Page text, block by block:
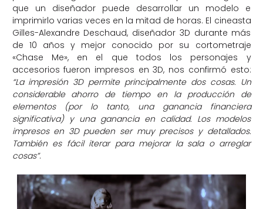
que un diseñador puede desarrollar un modelo e
imprimirlo varias veces en la mitad de horas. El cineasta
Gilles-Alexandre Deschaud, diseñador 3D durante más
de 10 años y mejor conocido por su cortometraje
«Chase Me», en el que todos los personajes y
accesorios fueron impresos en 3D, nos confirmó esto:
“La impresión 3D permite principalmente dos cosas. Un
considerable ahorro de tiempo en la producción de
elementos (por lo tanto, una ganancia financiera
significativa) y una ganancia en calidad. Los modelos
impresos en 3D pueden ser muy precisos y detallados.
También es fácil iterar para mejorar la sala o arreglar
cosas”.